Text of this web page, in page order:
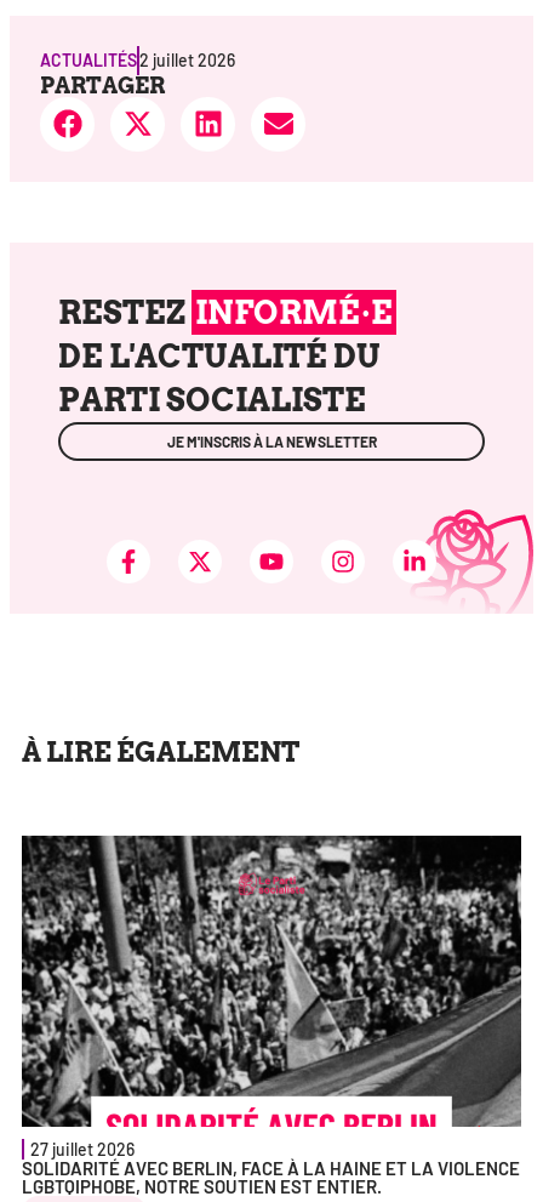
ACTUALITÉS2 juillet 2026
PARTAGER
RESTEZ INFORMÉ·E
DE L'ACTUALITÉ DU
PARTI SOCIALISTE
JE M'INSCRIS À LA NEWSLETTER
À LIRE ÉGALEMENT
27 juillet 2026
SOLIDARITÉ AVEC BERLIN, FACE À LA HAINE ET LA VIOLENCE
LGBTQIPHOBE, NOTRE SOUTIEN EST ENTIER.